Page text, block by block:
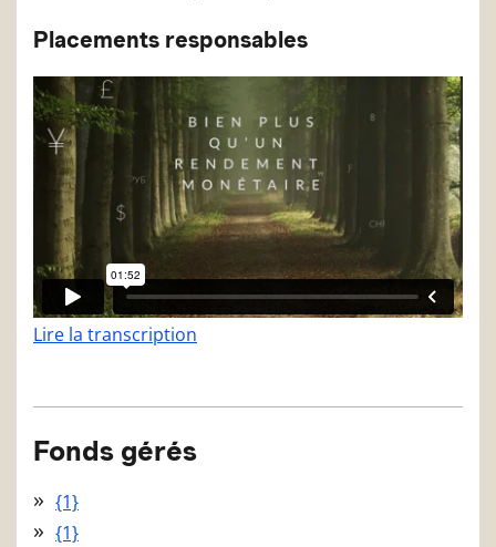
Placements responsables
Lire la transcription
Fonds gérés
{1}
{1}